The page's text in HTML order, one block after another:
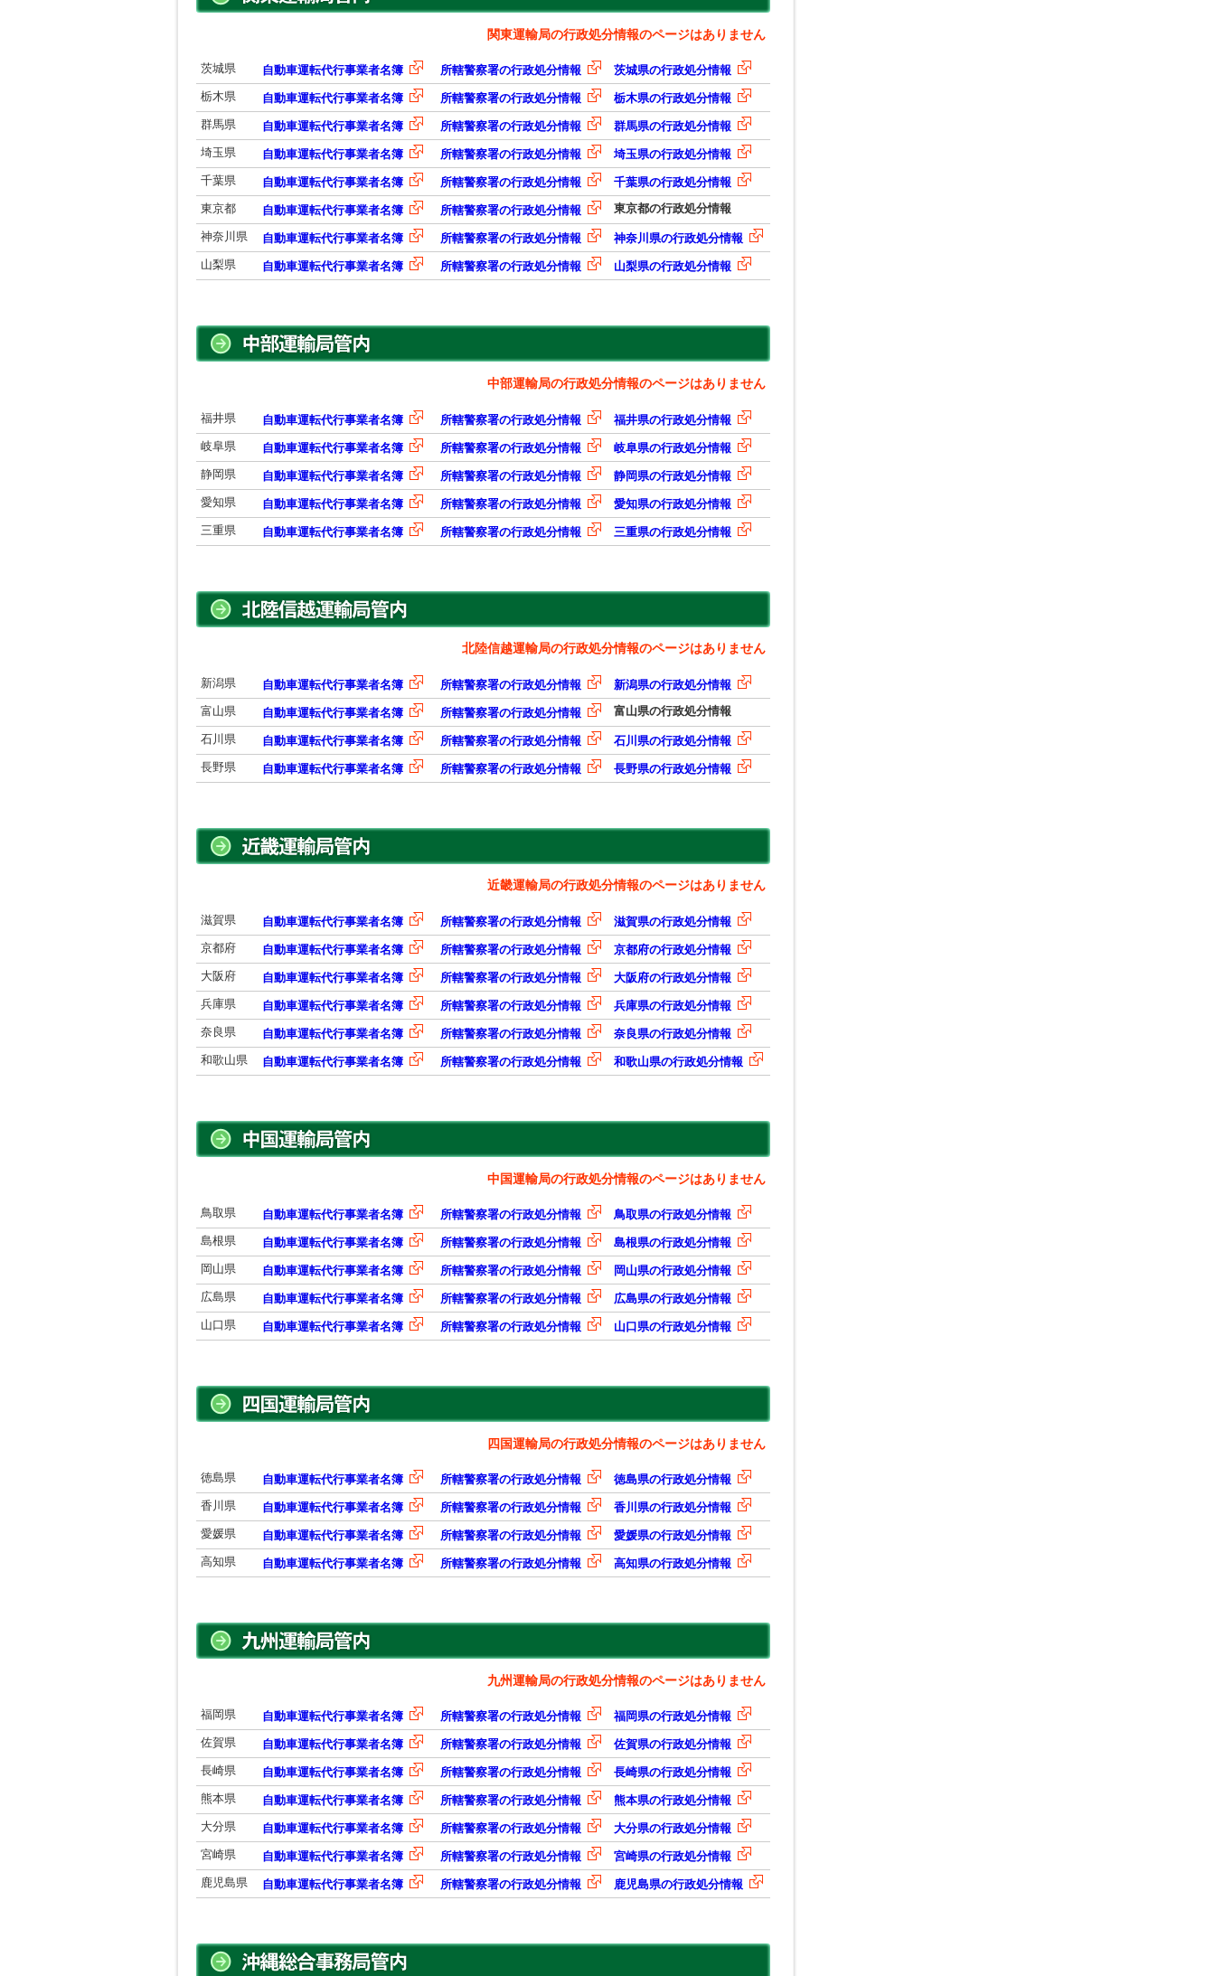
関東運輸局の行政処分情報のページはありません
茨城県 自動車運転代行事業者名簿 所轄警察署の行政処分情報
茨城県の行政処分情報
栃木県
自動車運転代行事業者名簿 所轄警察署の行政処分情報
栃木県の行政処分情報
群馬県
自動車運転代行事業者名簿 所轄警察署の行政処分情報
群馬県の行政処分情報
埼玉県
自動車運転代行事業者名簿 所轄警察署の行政処分情報
埼玉県の行政処分情報
千葉県
自動車運転代行事業者名簿 所轄警察署の行政処分情報
千葉県の行政処分情報
東京都
自動車運転代行事業者名簿 所轄警察署の行政処分情報 東京都の行政処分情報
神奈川県 自動車運転代行事業者名簿 所轄警察署の行政処分情報
神奈川県の行政処分情報
山梨県
自動車運転代行事業者名簿 所轄警察署の行政処分情報 山梨県の行政処分情報
中部運輸局の行政処分情報のページはありません
福井県 自動車運転代行事業者名簿 所轄警察署の行政処分情報
福井県の行政処分情報
岐阜県
自動車運転代行事業者名簿 所轄警察署の行政処分情報
岐阜県の行政処分情報
静岡県
自動車運転代行事業者名簿 所轄警察署の行政処分情報
静岡県の行政処分情報
愛知県
自動車運転代行事業者名簿 所轄警察署の行政処分情報
愛知県の行政処分情報
三重県
自動車運転代行事業者名簿 所轄警察署の行政処分情報 三重県の行政処分情報
北陸信越運輸局の行政処分情報のページはありません
新潟県 自動車運転代行事業者名簿 所轄警察署の行政処分情報
新潟県の行政処分情報
富山県
自動車運転代行事業者名簿 所轄警察署の行政処分情報 富山県の行政処分情報
石川県 自動車運転代行事業者名簿 所轄警察署の行政処分情報
石川県の行政処分情報
長野県
自動車運転代行事業者名簿 所轄警察署の行政処分情報 長野県の行政処分情報
近畿運輸局の行政処分情報のページはありません
滋賀県 自動車運転代行事業者名簿 所轄警察署の行政処分情報
滋賀県の行政処分情報
京都府
自動車運転代行事業者名簿 所轄警察署の行政処分情報
京都府の行政処分情報
大阪府
自動車運転代行事業者名簿 所轄警察署の行政処分情報
大阪府の行政処分情報
兵庫県
自動車運転代行事業者名簿 所轄警察署の行政処分情報
兵庫県の行政処分情報
奈良県
自動車運転代行事業者名簿 所轄警察署の行政処分情報
奈良県の行政処分情報
和歌山県
自動車運転代行事業者名簿 所轄警察署の行政処分情報 和歌山県の行政処分情報
中国運輸局の行政処分情報のページはありません
鳥取県 自動車運転代行事業者名簿 所轄警察署の行政処分情報
鳥取県の行政処分情報
島根県
自動車運転代行事業者名簿 所轄警察署の行政処分情報
島根県の行政処分情報
岡山県
自動車運転代行事業者名簿 所轄警察署の行政処分情報
岡山県の行政処分情報
広島県
自動車運転代行事業者名簿 所轄警察署の行政処分情報
広島県の行政処分情報
山口県
自動車運転代行事業者名簿 所轄警察署の行政処分情報 山口県の行政処分情報
四国運輸局の行政処分情報のページはありません
徳島県 自動車運転代行事業者名簿 所轄警察署の行政処分情報
徳島県の行政処分情報
香川県
自動車運転代行事業者名簿 所轄警察署の行政処分情報
香川県の行政処分情報
愛媛県
自動車運転代行事業者名簿 所轄警察署の行政処分情報
愛媛県の行政処分情報
高知県
自動車運転代行事業者名簿 所轄警察署の行政処分情報 高知県の行政処分情報
九州運輸局の行政処分情報のページはありません
福岡県 自動車運転代行事業者名簿 所轄警察署の行政処分情報
福岡県の行政処分情報
佐賀県
自動車運転代行事業者名簿 所轄警察署の行政処分情報
佐賀県の行政処分情報
長崎県
自動車運転代行事業者名簿 所轄警察署の行政処分情報
長崎県の行政処分情報
熊本県
自動車運転代行事業者名簿 所轄警察署の行政処分情報
熊本県の行政処分情報
大分県
自動車運転代行事業者名簿 所轄警察署の行政処分情報
大分県の行政処分情報
宮崎県
自動車運転代行事業者名簿 所轄警察署の行政処分情報
宮崎県の行政処分情報
鹿児島県
自動車運転代行事業者名簿 所轄警察署の行政処分情報 鹿児島県の行政処分情報